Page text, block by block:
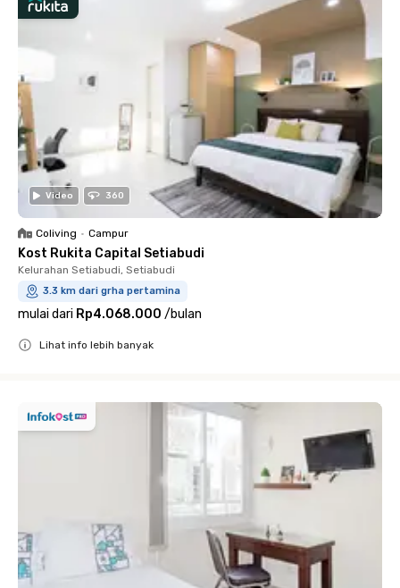
Video 360
Coliving • Campur
Kost Rukita Capital Setiabudi
Kelurahan Setiabudi, Setiabudi
3.3 km dari grha pertamina
mulai dari Rp4.068.000 /bulan
Lihat info lebih banyak